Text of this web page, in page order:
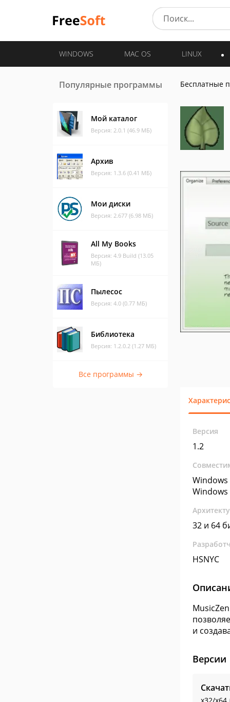
WINDOWS MAC OS LINUX
Популярные программы
Мой каталог
Версия: 2.0.1 (46.9 МБ)
Архив
Версия: 1.3.6 (0.41 МБ)
Мои диски
Версия: 2.677 (6.98 МБ)
All My Books
Версия: 4.9 Build (13.05
МБ)
Пылесос
Версия: 4.0 (0.77 МБ)
Библиотека
Версия: 1.2.0.2 (1.27 МБ)
Все программы →
Бесплатные
Версия
1.2
Windows
Windows
32 и 64
HSNYC
и
Версии